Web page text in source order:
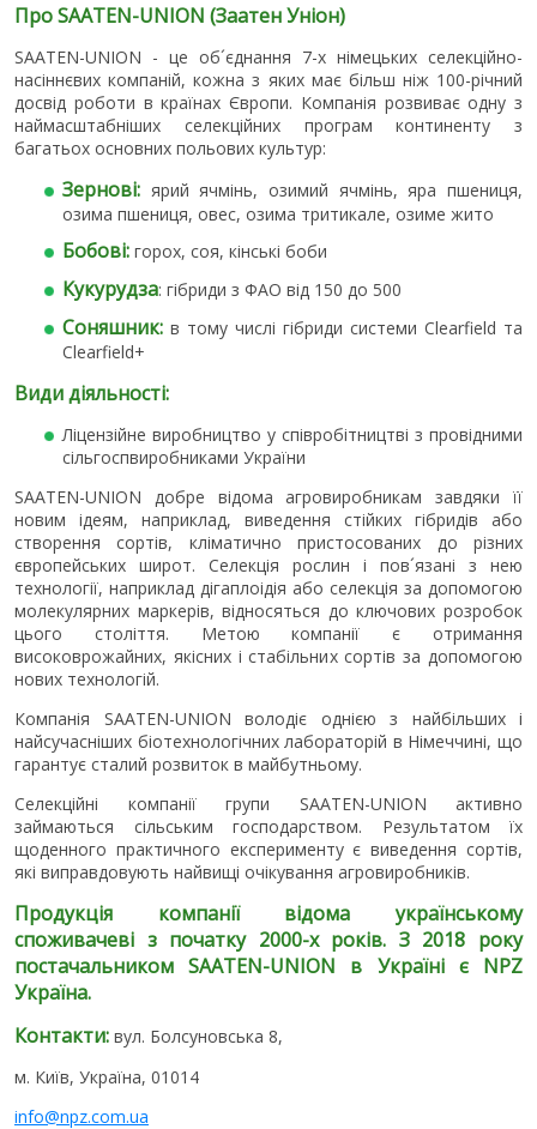
Про SAATEN-UNION (Заатен Уніон)
SAATEN-UNION - це об´єднання 7-х німецьких селекційно-
насіннєвих компаній, кожна з яких має більш ніж 100-річний
досвід роботи в країнах Європи. Компанія розвиває одну з
наймасштабніших селекційних програм континенту з
багатьох основних польових культур:
Зернові: ярий ячмінь, озимий ячмінь, яра пшениця,
озима пшениця, овес, озима тритикале, озиме жито
Бобові: горох, соя, кінські боби
Кукурудза: гібриди з ФАО від 150 до 500
Соняшник: в тому числі гібриди системи Clearfield та
Clearfield+
Види діяльності:
Ліцензійне виробництво у співробітництві з провідними
сільгоспвиробниками України
SAATEN-UNION добре відома агровиробникам завдяки її
новим ідеям, наприклад, виведення стійких гібридів або
створення сортів, кліматично пристосованих до різних
європейських широт. Селекція рослин і пов´язані з нею
технології, наприклад дігаплоідія або селекція за допомогою
молекулярних маркерів, відносяться до ключових розробок
цього століття. Метою компанії є отримання
високоврожайних, якісних і стабільних сортів за допомогою
нових технологій.
Компанія SAATEN-UNION володіє однією з найбільших і
найсучасніших біотехнологічних лабораторій в Німеччині, що
гарантує сталий розвиток в майбутньому.
Селекційні компанії групи SAATEN-UNION активно
займаються сільським господарством. Результатом їх
щоденного практичного експерименту є виведення сортів,
які виправдовують найвищі очікування агровиробників.
Продукція компанії відома українському
споживачеві з початку 2000-х років. З 2018 року
постачальником SAATEN-UNION в Україні є NPZ
Україна.
Контакти: вул. Болсуновська 8,
м. Київ, Україна, 01014
info@npz.com.ua